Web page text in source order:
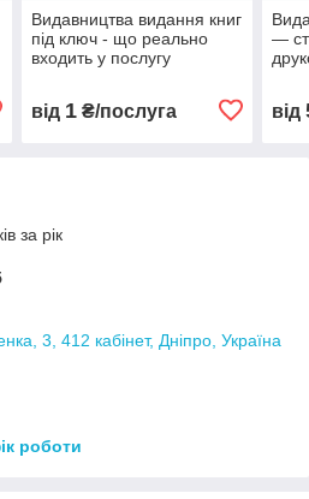
Видавництва видання книг
під ключ - що реально
входить у послугу
від 1₴/послуга
—
від
за рік
3, 412 кабінет, Дніпро, Україна
роботи